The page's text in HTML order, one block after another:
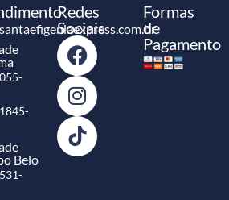
Belo
Redes
Sociais
Formas
de
Pagamento